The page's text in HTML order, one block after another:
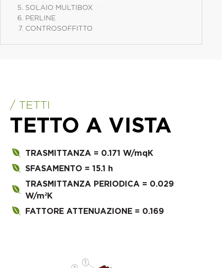
SOLAIO MULTIBOX
PERLINE
CONTROSOFFITTO
/ TETTI
TETTO A VISTA
TRASMITTANZA = 0.171 W/mqK
SFASAMENTO = 15.1 h
TRASMITTANZA PERIODICA = 0.029
W/m²K
FATTORE ATTENUAZIONE = 0.169